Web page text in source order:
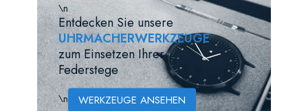
\n
Entdecken Sie unsere
UHRMACHERWERKZEUGE
zum Einsetzen Ihrer
Federstege
\n WERKZEUGE ANSEHEN